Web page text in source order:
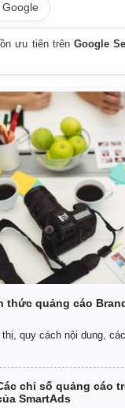
ưu tiên trênGoogle
thức quảng cáo
quy cách nội dung,
chỉ số quảng cáo
SmartAds